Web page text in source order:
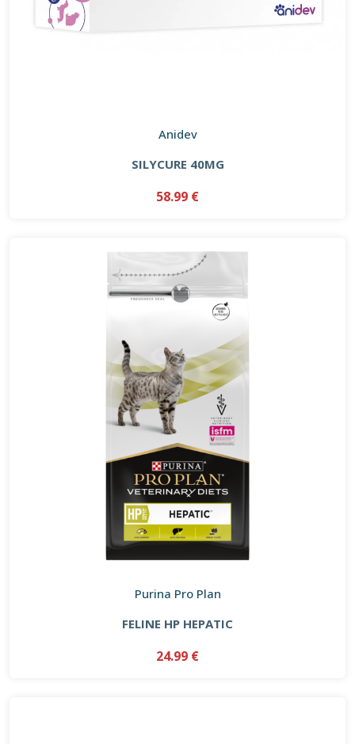
Anidev
SILYCURE 40MG
58.99 €
Purina Pro Plan
FELINE HP HEPATIC
24.99 €